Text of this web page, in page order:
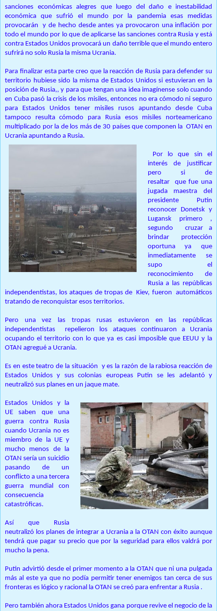
sanciones económicas alegres que luego del daño e inestabilidad
económica que sufrió el mundo por la pandemia esas medidas
provocarán y de hecho desde antes ya provocaron una inflación por
todo el mundo por lo que de aplicarse las sanciones contra Rusia y está
contra Estados Unidos provocará un daño terrible que el mundo entero
sufrirá no solo Rusia la misma Ucrania.
Para finalizar esta parte creo que la reacción de Rusia para defender su
territorio hubiese sido la misma de Estados Unidos si estuvieran en la
posición de Rusia,, y para que tengan una idea imagínense solo cuando
en Cuba pasó la crisis de los misiles, entonces no era cómodo ni seguro
para Estados Unidos tener misiles rusos apuntando desde Cuba
tampoco resulta cómodo para Rusia esos misiles norteamericano
multiplicado por la de los más de 30 países que componen la OTAN en
Ucrania apuntando a Rusia.
Por lo que sin el
interés de justificar
pero si de
resaltar que fue una
jugada maestra del
presidente Putin
reconocer Donetsk y
Lugansk primero ,
segundo cruzar a
brindar protección
oportuna ya que
inmediatamente se
supo el
reconocimiento de
Rusia a las repúblicas
independentistas, los ataques de tropas de Kiev, fueron automáticos
tratando de reconquistar esos territorios.
Pero una vez las tropas rusas estuvieron en las repúblicas
independentistas repelieron los ataques continuaron a Ucrania
ocupando el territorio con lo que ya es casi imposible que EEUU y la
OTAN agregué a Ucrania.
Es en este teatro de la situación y es la razón de la rabiosa reacción de
Estados Unidos y sus colonias europeas Putin se les adelantó y
neutralizó sus planes en un jaque mate.
Estados Unidos y la
UE saben que una
guerra contra Rusia
cuando Ucrania no es
miembro de la UE y
mucho menos de la
OTAN sería un suicidio
pasando de un
conflicto a una tercera
guerra mundial con
consecuencia
catastróficas.
Así que Rusia
neutralizó los planes de integrar a Ucrania a la OTAN con éxito aunque
tendrá que pagar su precio que por la seguridad para ellos valdrá por
mucho la pena.
Putin advirtió desde el primer momento a la OTAN que ni una pulgada
más al este ya que no podía permitir tener enemigos tan cerca de sus
fronteras es lógico y racional la OTAN se creó para enfrentar a Rusia .
Pero también ahora Estados Unidos gana porque revive el negocio de la